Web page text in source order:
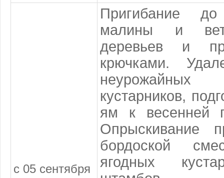
с 05 сентября
Пригибание
малины и
деревьев и
крючками.
кустарников,
ям к весенней
Опрыскивание
бордоской
ягодных